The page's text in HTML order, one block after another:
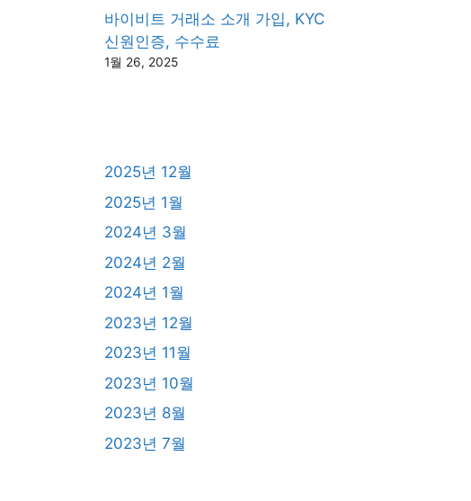
바이비트 거래소 소개 가입, KYC
신원인증, 수수료
1월 26, 2025
2025년 12월
2025년 1월
2024년 3월
2024년 2월
2024년 1월
2023년 12월
2023년 11월
2023년 10월
2023년 8월
2023년 7월